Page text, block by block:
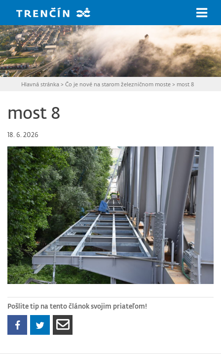
Hlavná stránka >Čo je nové na starom železničnom moste > most 8
most 8
18. 6. 2026
Pošlite tip na tento článok svojim priateľom!